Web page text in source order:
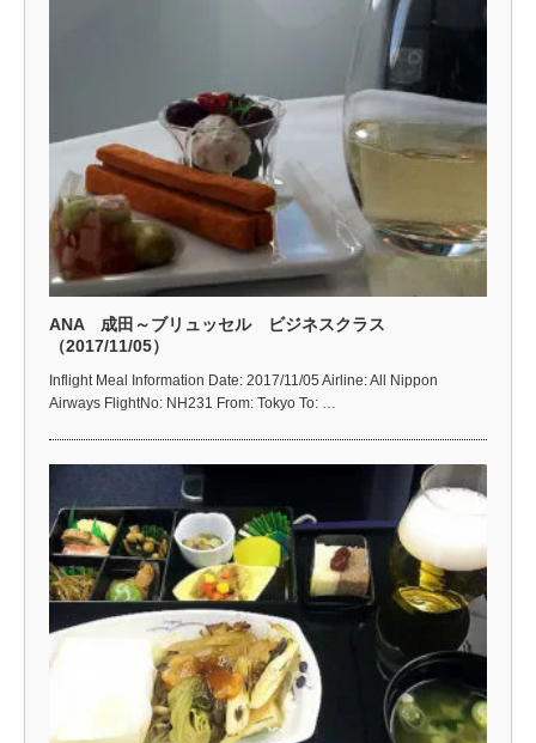
ANA 成田～ブリュッセル ビジネスクラス
（2017/11/05）
Inflight Meal Information Date: 2017/11/05 Airline: All Nippon
Airways FlightNo: NH231 From: Tokyo To: …